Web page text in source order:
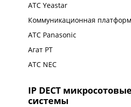
АТС Yeastar
Коммуникационная
АТС Panasonic
Агат РТ
АТС NEC
IP DECT микросотовые
системы